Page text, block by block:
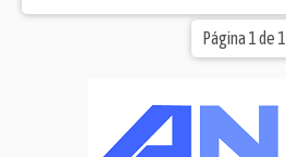
Página 1 de 1